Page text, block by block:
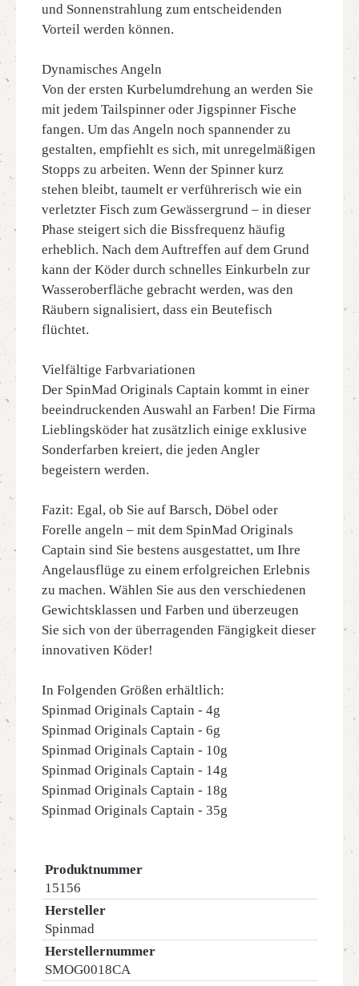
und Sonnenstrahlung zum entscheidenden
Vorteil werden können.
Dynamisches Angeln
Von der ersten Kurbelumdrehung an werden Sie
mit jedem Tailspinner oder Jigspinner Fische
fangen. Um das Angeln noch spannender zu
gestalten, empfiehlt es sich, mit unregelmäßigen
Stopps zu arbeiten. Wenn der Spinner kurz
stehen bleibt, taumelt er verführerisch wie ein
verletzter Fisch zum Gewässergrund – in dieser
Phase steigert sich die Bissfrequenz häufig
erheblich. Nach dem Auftreffen auf dem Grund
kann der Köder durch schnelles Einkurbeln zur
Wasseroberfläche gebracht werden, was den
Räubern signalisiert, dass ein Beutefisch
flüchtet.
Vielfältige Farbvariationen
Der SpinMad Originals Captain kommt in einer
beeindruckenden Auswahl an Farben! Die Firma
Lieblingsköder hat zusätzlich einige exklusive
Sonderfarben kreiert, die jeden Angler
begeistern werden.
Fazit: Egal, ob Sie auf Barsch, Döbel oder
Forelle angeln – mit dem SpinMad Originals
Captain sind Sie bestens ausgestattet, um Ihre
Angelausflüge zu einem erfolgreichen Erlebnis
zu machen. Wählen Sie aus den verschiedenen
Gewichtsklassen und Farben und überzeugen
Sie sich von der überragenden Fängigkeit dieser
innovativen Köder!
In Folgenden Größen erhältlich:
Spinmad Originals Captain - 4g
Spinmad Originals Captain - 6g
Spinmad Originals Captain - 10g
Spinmad Originals Captain - 14g
Spinmad Originals Captain - 18g
Spinmad Originals Captain - 35g
Produktnummer
15156
Hersteller
Spinmad
Herstellernummer
SMOG0018CA